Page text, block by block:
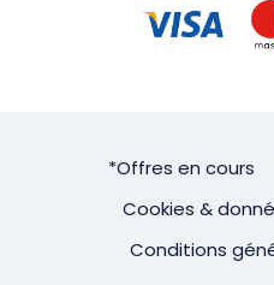
*Offres en cours
Cookies &
Conditions